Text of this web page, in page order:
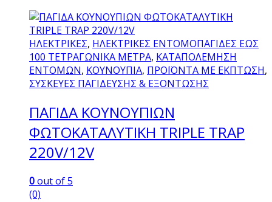
ΗΛΕΚΤΡΙΚΕΣ, ΗΛΕΚΤΡΙΚΕΣ ΕΝΤΟΜΟΠΑΓΙΔΕΣ ΕΩΣ
100 ΤΕΤΡΑΓΩΝΙΚΑ ΜΕΤΡΑ, ΚΑΤΑΠΟΛΕΜΗΣΗ
ΕΝΤΟΜΩΝ, ΚΟΥΝΟΥΠΙΑ, ΠΡΟΪΟΝΤΑ ΜΕ ΕΚΠΤΩΣΗ,
ΣΥΣΚΕΥΕΣ ΠΑΓΙΔΕΥΣΗΣ & ΕΞΟΝΤΩΣΗΣ
ΠΑΓΙΔΑ ΚΟΥΝΟΥΠΙΩΝ
ΦΩΤΟΚΑΤΑΛΥΤΙΚΗ TRIPLE TRAP
220V/12V
0out of 5
(0)